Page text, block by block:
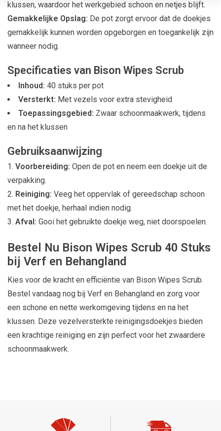
klussen, waardoor het werkgebied schoon en netjes blijft.
Gemakkelijke Opslag: De pot zorgt ervoor dat de doekjes
gemakkelijk kunnen worden opgeborgen en toegankelijk zijn
wanneer nodig.
Specificaties van Bison Wipes Scrub
Inhoud: 40 stuks per pot
Versterkt: Met vezels voor extra stevigheid
Toepassingsgebied: Zwaar schoonmaakwerk, tijdens
en na het klussen
Gebruiksaanwijzing
Voorbereiding: Open de pot en neem een doekje uit de
verpakking.
Reiniging: Veeg het oppervlak of gereedschap schoon
met het doekje, herhaal indien nodig.
Afval: Gooi het gebruikte doekje weg, niet doorspoelen.
Bestel Nu Bison Wipes Scrub 40 Stuks
bij Verf en Behangland
Kies voor de kracht en efficiëntie van Bison Wipes Scrub.
Bestel vandaag nog bij Verf en Behangland en zorg voor
een schone en nette werkomgeving tijdens en na het
klussen. Deze vezelversterkte reinigingsdoekjes bieden
een krachtige reiniging en zijn perfect voor het zwaardere
schoonmaakwerk.